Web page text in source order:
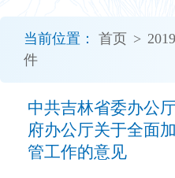
当前位置： 首页 >
件
中共吉林省委办公
府办公厅关于全面
管工作的意见